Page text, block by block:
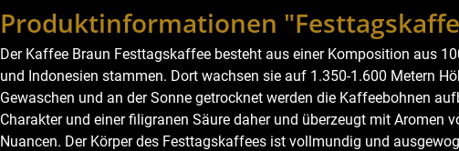
Produktinformationen
Der Kaffee Braun Festtagskaffee besteht aus einer Komposition aus
und Indonesien stammen. Dort wachsen sie auf 1.350-1.600 Metern
Gewaschen und an der Sonne getrocknet werden die Kaffeebohnen
Charakter und einer filigranen Säure daher und überzeugt mit Aromen
Nuancen. Der Körper des Festtagskaffees ist vollmundig und